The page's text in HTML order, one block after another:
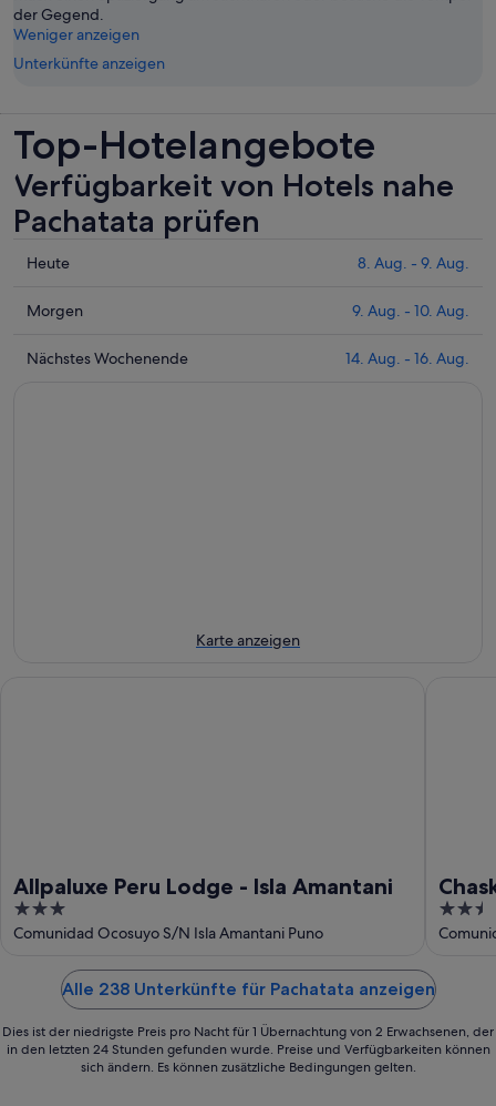
der Gegend.
Weniger anzeigen
Unterkünfte anzeigen
Top-Hotelangebote
Verfügbarkeit von Hotels nahe
Pachatata prüfen
Prüfe
Preise
Pachatata
Heute 8. Aug. - 9. Aug.
Prüfe
Preise
Morgen 9. Aug. - 10. Aug.
Prüfe
Nächstes Wochenende 14. Aug. - 16. Aug.
Karte anzeigen
Allpaluxe Peru Lodge - Isla Amantani
3
out
Comunidad Ocosuyo S/N Isla Amantani Puno
2.5
out
Alle 238 Unterkünfte für Pachatata anzeigen
Dies ist der niedrigste Preis pro Nacht für 1 Übernachtung von 2 Erwachsenen, der
in den letzten 24 Stunden gefunden wurde. Preise und Verfügbarkeiten können
sich ändern. Es können zusätzliche Bedingungen gelten.